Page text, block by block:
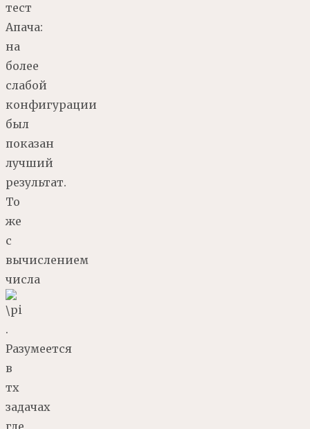
тест
Апача:
на
более
слабой
конфигурации
был
показан
лучший
результат.
То
же
с
вычислением
числа
.
Разумеется
в
тх
задачах